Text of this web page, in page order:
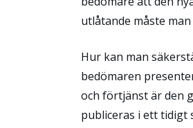
utlåtande måste
Hur kan man
bedömaren
och förtjänst är den
publiceras i ett tidigt